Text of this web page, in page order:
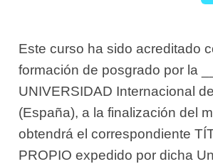
Este curso ha sido acreditado
formación de posgrado por la
UNIVERSIDAD Internacional
(España), a la finalización del
obtendrá el correspondiente
PROPIO expedido por dicha